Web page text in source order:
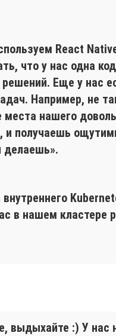
React
что у нас одна
Еще у нас
Например, не
нашего
получаешь
делаешь».
в нашем
выдыхайте :) У нас